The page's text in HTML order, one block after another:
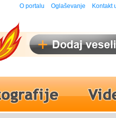
O portalu Oglaševanje Kontakt